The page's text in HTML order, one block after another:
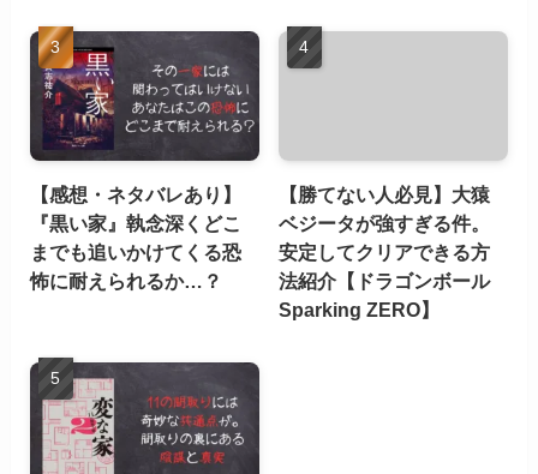
【感想・ネタバレあり】
『黒い家』執念深くどこ
までも追いかけてくる恐
怖に耐えられるか…？
【勝てない人必見】大猿
ベジータが強すぎる件。
安定してクリアできる方
法紹介【ドラゴンボール
Sparking ZERO】